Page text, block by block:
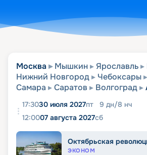
Москва Мышкин Ярославль
Нижний Новгород
Чебоксары
Самара
Саратов Волгоград
17:3030 июля 2027пт 9 дн/8 нч
12:0007 августа 2027сб
Октябрьская
ЭКОНОМ